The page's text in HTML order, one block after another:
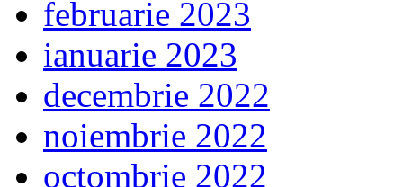
februarie 2023
ianuarie 2023
decembrie 2022
noiembrie 2022
octombrie 2022